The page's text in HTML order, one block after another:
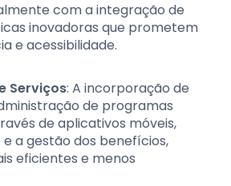
com a integração de
inovadoras que prometem
e acessibilidade.
Serviços: A incorporação de
de programas
de aplicativos móveis,
a gestão dos benefícios,
eficientes e menos